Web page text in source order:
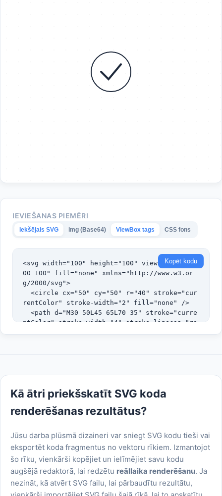
IEVIEŠANAS PIEMĒRI
Iekšējais SVG img (Base64) ViewBox tags CSS fons
<svg width="100" height="100" viewBox="0 0 1
00 100" fill="none" xmlns="http://www.w3.or
g/2000/svg">
rentColor" stroke-width="2" fill="none" />
ntColor" stroke-width="4" stroke-linecap="ro
und" />
Kopēt kodu
Kā ātri priekšskatīt SVG koda
renderēšanas rezultātus?
Jūsu darba plūsmā dizaineri var sniegt SVG kodu tieši vai
eksportēt koda fragmentus no vektoru rīkiem. Izmantojot
šo rīku, vienkārši kopējiet un ielīmējiet savu kodu
augšējā redaktorā, lai redzētu reāllaika renderēšanu. Ja
nezināt, kā atvērt SVG failu, lai pārbaudītu rezultātu,